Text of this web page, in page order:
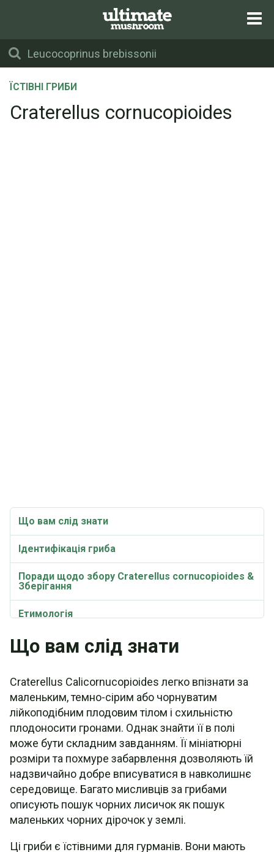
ЇСТІВНІ ГРИБИ
Craterellus cornucopioides
Що вам слід знати
Ідентифікація гриба
Поради щодо збору Craterellus cornucopioides &
Зберігання
Етимологія
Craterellus cornucopioides Кулінарні поради
Рецепт: Просте соте з труби
Рецепт: Карбонара з лисичок та чорного гриба
Рецепт: Лосось з соусом "Трубач
Рецепт: Намазка з дикорослих чорних
трубчастих грибів
Рецепт: Паста з чорних трубчастих грибів
Рецепт: Рецепт вершкової цибулі-порею + чорні
Що вам слід знати
Craterellus Calicornucopioides легко впізнати за
маленьким, темно-сірим або чорнуватим
лійкоподібним плодовим тілом і схильністю
плодоносити гронами. Однак знайти її в полі
може бути складним завданням. Її мініатюрні
розміри та похмуре забарвлення дозволяють їй
надзвичайно добре вписуватися в навколишнє
середовище. Багато мисливців за грибами
описують пошук чорних лисичок як пошук
маленьких чорних дірочок у землі.
Ці гриби є їстівними для гурманів. Вони мають